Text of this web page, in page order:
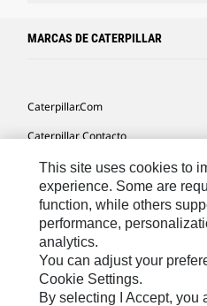
MARCAS DE CATERPILLAR
Caterpillar.com
Caterpillar Contacto
Mis Preferencias De Marketing
Site Map
Cookie Settings
Legal
Privacy
This site uses cookies to
experience. Some are
function, while others
performance,
analytics.
You can adjust your
Cookie Settings.
By selecting I Accept, you